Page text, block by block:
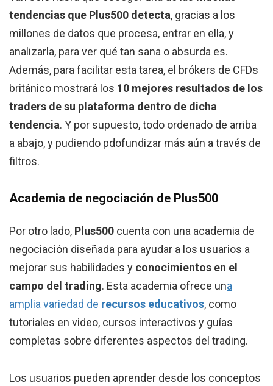
tendencias que Plus500 detecta, gracias a los
millones de datos que procesa, entrar en ella, y
analizarla, para ver qué tan sana o absurda es.
Además, para facilitar esta tarea, el brókers de CFDs
británico mostrará los 10 mejores resultados de los
traders de su plataforma dentro de dicha
tendencia. Y por supuesto, todo ordenado de arriba
a abajo, y pudiendo pdofundizar más aún a través de
filtros.
Academia de negociación de Plus500
Por otro lado, Plus500 cuenta con una academia de
negociación diseñada para ayudar a los usuarios a
mejorar sus habilidades y conocimientos en el
campo del trading. Esta academia ofrece una
amplia variedad de recursos educativos, como
tutoriales en video, cursos interactivos y guías
completas sobre diferentes aspectos del trading.
Los usuarios pueden aprender desde los conceptos